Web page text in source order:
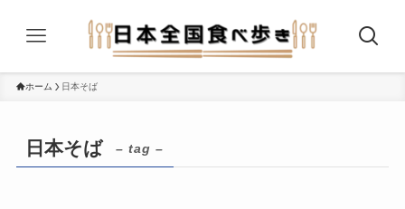
ホーム 日本そば
日本そば – tag –